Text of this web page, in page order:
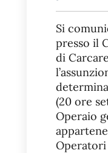
Si
presso il
di
(20 ore
Operaio